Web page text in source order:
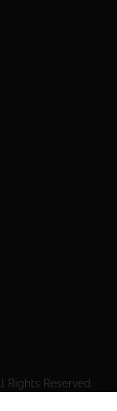
Reserved.